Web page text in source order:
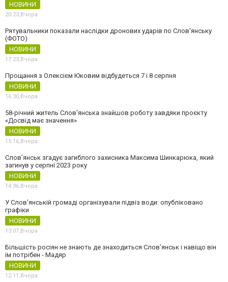
НОВИНИ
20:23, Вчора
Рятувальники показали наслідки дронових ударів по Слов'янську
(ФОТО)
НОВИНИ
17:23, Вчора
Прощання з Олексієм Юковим відбудеться 7 і 8 серпня
НОВИНИ
16:30, Вчора
58-річний житель Слов'янська знайшов роботу завдяки проєкту
«Досвід має значення»
НОВИНИ
15:16, Вчора
Слов’янськ згадує загиблого захисника Максима Шинкарюка, який
загинув у серпні 2023 року
НОВИНИ
14:36, Вчора
У Слов'янській громаді організували підвіз води: опубліковано
графіки
НОВИНИ
13:07, Вчора
Більшість росіян не знають де знаходиться Слов’янськ і навіщо він
їм потрібен - Мадяр
НОВИНИ
12:11, Вчора